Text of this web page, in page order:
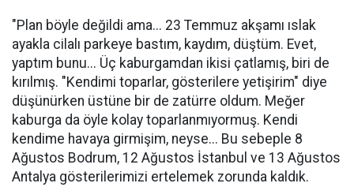
"Plan böyle değildi ama... 23 Temmuz akşamı ıslak
ayakla cilalı parkeye bastım, kaydım, düştüm. Evet,
yaptım bunu... Üç kaburgamdan ikisi çatlamış, biri de
kırılmış. "Kendimi toparlar, gösterilere yetişirim" diye
düşünürken üstüne bir de zatürre oldum. Meğer
kaburga da öyle kolay toparlanmıyormuş. Kendi
kendime havaya girmişim, neyse... Bu sebeple 8
Ağustos Bodrum, 12 Ağustos İstanbul ve 13 Ağustos
Antalya gösterilerimizi ertelemek zorunda kaldık.